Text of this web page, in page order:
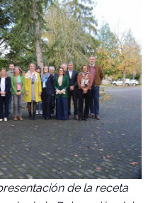
de la receta